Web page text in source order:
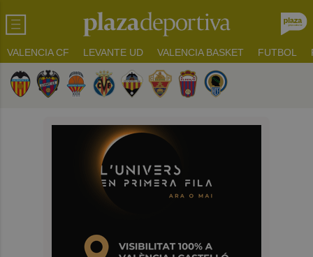
VALENCIA CF LEVANTE UD VALENCIA BASKET FUTBOL